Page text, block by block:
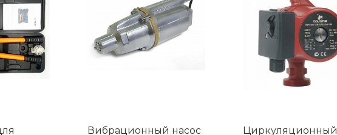
Вибрационный насос
Циркуляционный